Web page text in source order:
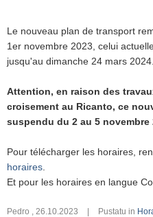
Le nouveau plan de transport
1er novembre 2023, celui
jusqu'au dimanche 24 mars 2024.
Attention, en raison des
croisement au Ricanto, ce
suspendu du 2 au 5 novembre
Pour télécharger les horaires,
horaires
Et pour les horaires en langue
Pedro , 26.10.2023 Pustatu in